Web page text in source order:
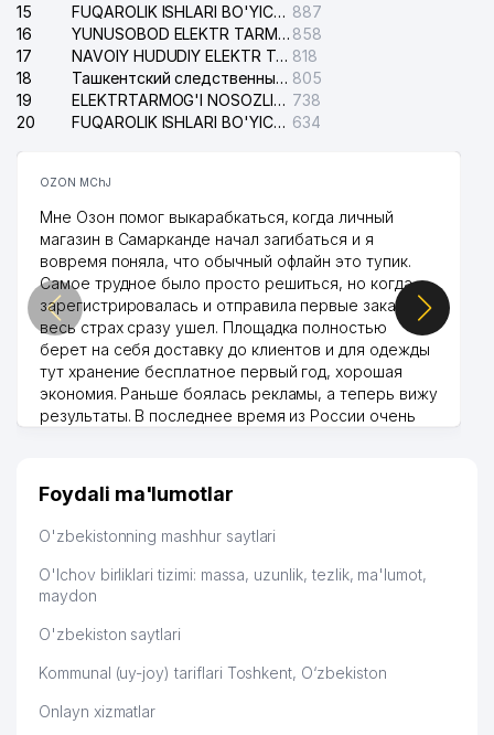
15
FUQAROLIK ISHLARI BO'YICHA YAKKASAROY TUMANLARARO SUDI 887
16
YUNUSOBOD ELEKTR TARMOG'I NOSOZLIKLARI XIZMATI 858
17
NAVOIY HUDUDIY ELEKTR TARMOQLARI KORXONASI AJ 818
18
Ташкентский следственный изолятор 805
19
ELEKTRTARMOG'I NOSOZLIKLARINI TO'ZATISH SERGELI XIZMATI 738
20
FUQAROLIK ISHLARI BO'YICHA UCH-TEPA TUMANI SUDI 634
OZON MChJ
Мне Озон помог выкарабкаться, когда личный
магазин в Самарканде начал загибаться и я
вовремя поняла, что обычный офлайн это тупик.
Самое трудное было просто решиться, но когда
зарегистрировалась и отправила первые заказы,
весь страх сразу ушел. Площадка полностью
берет на себя доставку до клиентов и для одежды
тут хранение бесплатное первый год, хорошая
экономия. Раньше боялась рекламы, а теперь вижу
результаты. В последнее время из России очень
дальше развиваюсь потихоньку😊
Hamida 03.08.2026 12:45:39
Foydali ma'lumotlar
O'zbekistonning mashhur saytlari
O'lchov birliklari tizimi: massa, uzunlik, tezlik, ma'lumot,
maydon
O'zbekiston saytlari
Kommunal (uy-joy) tariflari Toshkent, O‘zbekiston
Onlayn xizmatlar